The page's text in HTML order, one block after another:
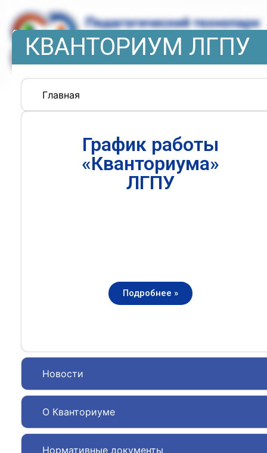
КВАНТОРИУМ ЛГПУ
Главная
Новости
О Кванториуме
Нормативные документы
График работы
«Кванториума»
ЛГПУ
Подробнее »